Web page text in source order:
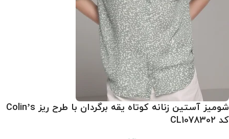
شومیز آستین زنانه کوتاه یقه برگردان با طرح ریز Colin’s
کد CL1078302